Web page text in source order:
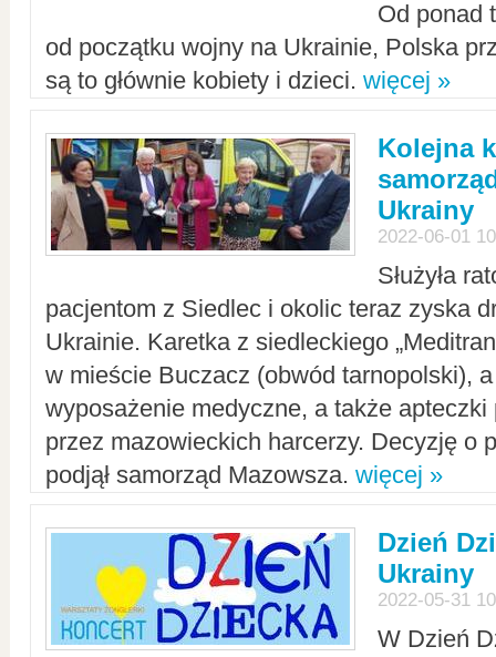
Od ponad
od początku wojny na Ukrainie, Polska
są to głównie kobiety i dzieci. więcej »
Kolejna
Ukrainy
2022-06-01
Służyła
pacjentom z Siedlec i okolic teraz zyska
Ukrainie. Karetka z siedleckiego
w mieście Buczacz (obwód tarnopolski),
wyposażenie medyczne, a także apteczki
przez mazowieckich harcerzy. Decyzję o
podjął samorząd Mazowsza. więcej »
Dzień
Ukrainy
2022-05-31
W Dzień